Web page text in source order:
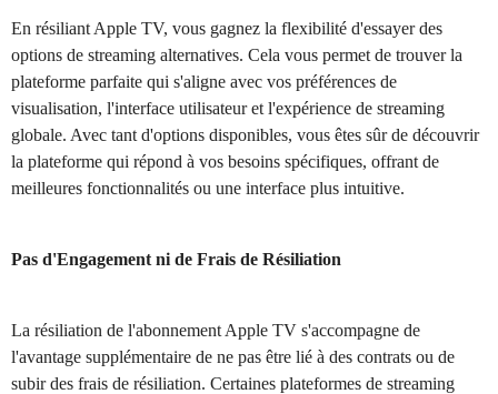
En résiliant Apple TV, vous gagnez la flexibilité d'essayer des
options de streaming alternatives. Cela vous permet de trouver la
plateforme parfaite qui s'aligne avec vos préférences de
visualisation, l'interface utilisateur et l'expérience de streaming
globale. Avec tant d'options disponibles, vous êtes sûr de découvrir
la plateforme qui répond à vos besoins spécifiques, offrant de
meilleures fonctionnalités ou une interface plus intuitive.
Pas d'Engagement ni de Frais de Résiliation
La résiliation de l'abonnement Apple TV s'accompagne de
l'avantage supplémentaire de ne pas être lié à des contrats ou de
subir des frais de résiliation. Certaines plateformes de streaming